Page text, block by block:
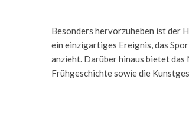
Besonders hervorzuheben ist der
ein einzigartiges Ereignis, das
anzieht. Darüber hinaus bietet das
Frühgeschichte sowie die